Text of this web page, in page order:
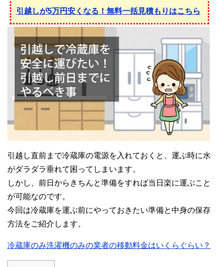
引越しが5万円安くなる！無料一括見積もりはこちら
引越し直前まで冷蔵庫の電源を入れておくと、運ぶ時に水
がダラダラ垂れて困ってしまいます。
しかし、前日からきちんと準備をすれば当日楽に運ぶこと
が可能なのです。
今回は冷蔵庫を運ぶ前にやっておきたい準備と中身の保存
方法をご紹介します。
冷蔵庫のみ洗濯機のみの業者の移動料金はいくらぐらい？